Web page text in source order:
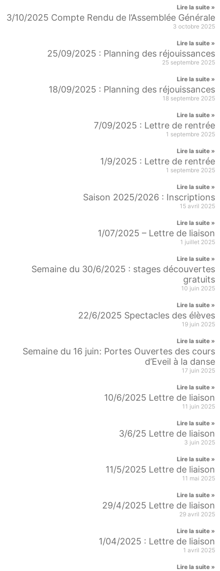
Lire la suite »
3/10/2025 Compte Rendu de l’Assemblée Générale
3 octobre 2025
Lire la suite »
25/09/2025 : Planning des réjouissances
25 septembre 2025
Lire la suite »
18/09/2025 : Planning des réjouissances
18 septembre 2025
Lire la suite »
7/09/2025 : Lettre de rentrée
1 septembre 2025
Lire la suite »
1/9/2025 : Lettre de rentrée
1 septembre 2025
Lire la suite »
Saison 2025/2026 : Inscriptions
15 avril 2025
Lire la suite »
1/07/2025 – Lettre de liaison
1 juillet 2025
Lire la suite »
Semaine du 30/6/2025 : stages découvertes
gratuits
10 juin 2025
Lire la suite »
22/6/2025 Spectacles des élèves
19 juin 2025
Lire la suite »
Semaine du 16 juin: Portes Ouvertes des cours
d’Eveil à la danse
17 juin 2025
Lire la suite »
10/6/2025 Lettre de liaison
11 juin 2025
Lire la suite »
3/6/25 Lettre de liaison
3 juin 2025
Lire la suite »
11/5/2025 Lettre de liaison
11 mai 2025
Lire la suite »
29/4/2025 Lettre de liaison
29 avril 2025
Lire la suite »
1/04/2025 : Lettre de liaison
1 avril 2025
Lire la suite »